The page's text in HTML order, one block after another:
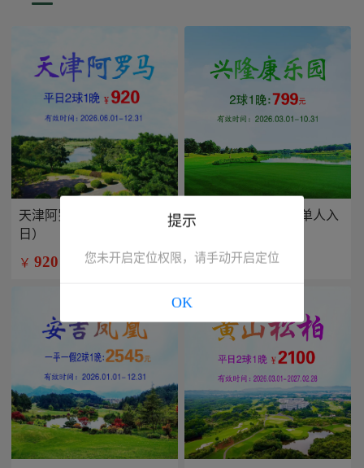
天津阿罗马2球1晚（平
日）
￥ 920
兴隆康乐园2球1晚(单人入
￥799 /人
提示
您未开启定位权限，请手动开启定位
OK